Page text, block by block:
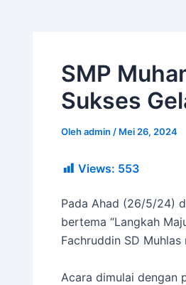
SMP
Sukses
Olehadmin / Mei 26, 2024
Views: 553
Pada Ahad (26/5/24)
bertema “Langkah
Fachruddin SD
Acara dimulai dengan